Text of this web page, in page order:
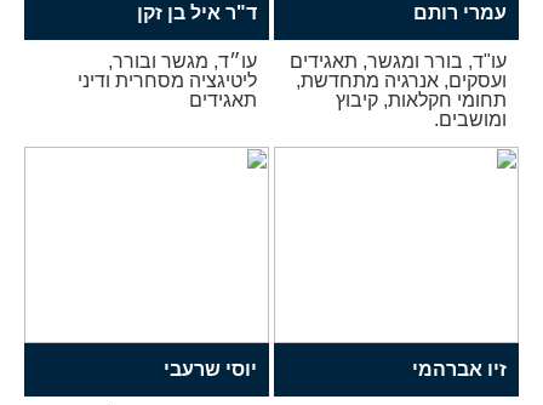
עמרי רותם
עו"ד, בורר ומגשר, תאגידים
ועסקים, אנרגיה מתחדשת,
תחומי חקלאות, קיבוץ
ומושבים.
ד"ר איל בן זקן
עו״ד, מגשר ובורר,
ליטיגציה מסחרית ודיני
תאגידים
זיו אברהמי יוסי שרעבי